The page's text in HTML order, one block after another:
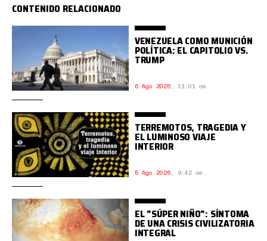
CONTENIDO RELACIONADO
VENEZUELA COMO MUNICIÓN
POLÍTICA: EL CAPITOLIO VS.
TRUMP
6 Ago 2026, 11:01 am.
TERREMOTOS, TRAGEDIA Y
EL LUMINOSO VIAJE
INTERIOR
5 Ago 2026, 9:42 am.
EL "SÚPER NIÑO": SÍNTOMA
DE UNA CRISIS CIVILIZATORIA
INTEGRAL